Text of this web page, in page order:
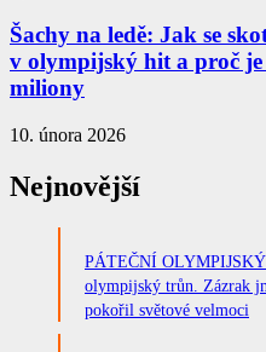
Šachy na ledě: Jak se
v olympijský hit a proč
miliony
10. února 2026
Nejnovější
PÁTEČNÍ
olympijský trůn. Zázrak
pokořil světové velmoci